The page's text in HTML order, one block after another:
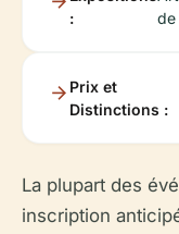
:
de
Prix et
Distinctions :
La plupart des
inscription